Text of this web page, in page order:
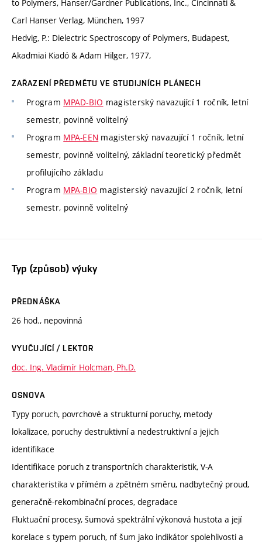
to Polymers, Hanser/Gardner Publications, Inc., Cincinnati &
Carl Hanser Verlag, München, 1997
Hedvig, P.: Dielectric Spectroscopy of Polymers, Budapest,
Akadmiai Kiadó & Adam Hilger, 1977,
ZAŘAZENÍ PŘEDMĚTU VE STUDIJNÍCH PLÁNECH
Program MPAD-BIO magisterský navazující 1 ročník, letní
semestr, povinně volitelný
Program MPA-EEN magisterský navazující 1 ročník, letní
semestr, povinně volitelný, základní teoretický předmět
profilujícího základu
Program MPA-BIO magisterský navazující 2 ročník, letní
semestr, povinně volitelný
Typ (způsob) výuky
PŘEDNÁŠKA
26 hod., nepovinná
VYUČUJÍCÍ / LEKTOR
doc. Ing. Vladimír Holcman, Ph.D.
OSNOVA
Typy poruch, povrchové a strukturní poruchy, metody
lokalizace, poruchy destruktivní a nedestruktivní a jejich
identifikace
Identifikace poruch z transportních charakteristik, V-A
charakteristika v přímém a zpětném směru, nadbytečný proud,
generačně-rekombinační proces, degradace
Fluktuační procesy, šumová spektrální výkonová hustota a její
korelace s typem poruch, nf šum jako indikátor spolehlivosti a